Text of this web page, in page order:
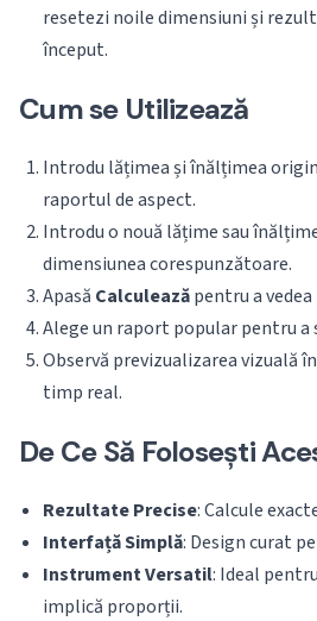
resetezi noile dimensiuni și
început.
Cum se Utilizează
Introdu lățimea și înălțimea
raportul de aspect.
Introdu o nouă lățime sau
dimensiunea corespunzătoare.
Apasă Calculeazăpentru a
Alege un raport popular pentru a
Observă previzualizarea vizuală
timp real.
De Ce Să Folosești
Rezultate Precise: Calcule
Interfață Simplă: Design curat
Instrument Versatil: Ideal
implică proporții.